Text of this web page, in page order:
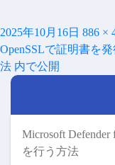
投
稿
日:
2025年10月16日 フ
ル
886 ×
投
稿
ナ
OpenSSLで証明書を
法 内で公開
Microsoft
を行う方法